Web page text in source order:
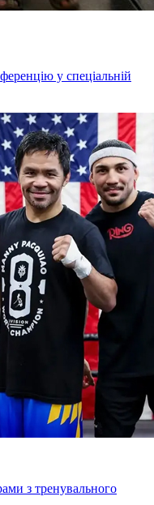
у спеціальній
з тренувального